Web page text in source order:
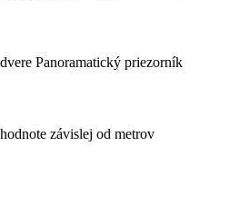
Panoramatický priezorník
závislej od metrov